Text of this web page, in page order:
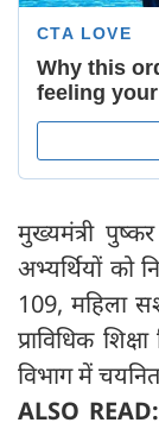
मुख्यमंत्री
अभ्यर्थियों को
109, महिला
प्राविधिक
विभाग में
ALSO